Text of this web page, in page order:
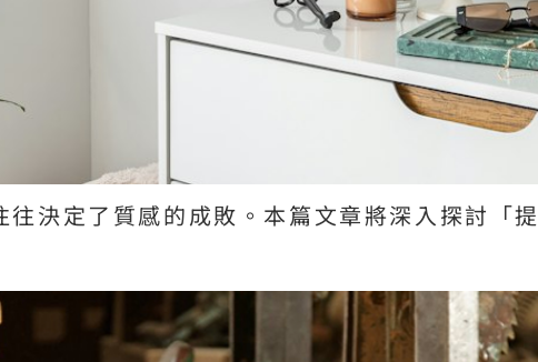
決定了質感的成敗。本篇文章將深入探討「